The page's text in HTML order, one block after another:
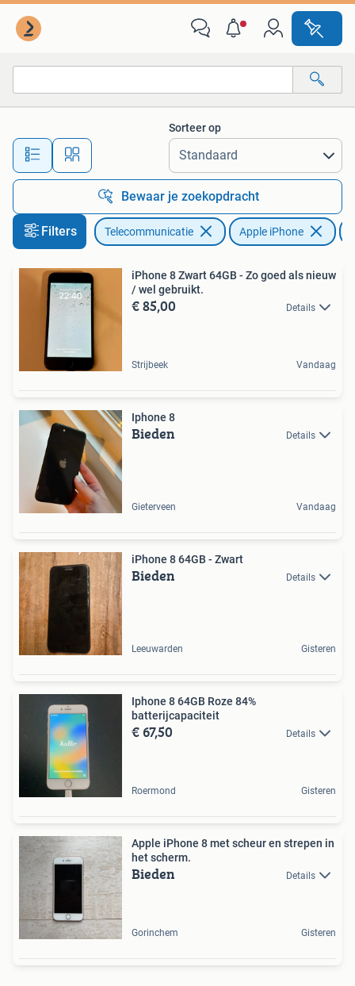
Alle afstanden…
Sorteer op
Bewaar je zoekopdracht
Filters Telecommunicatie Apple iPhone
iPhone 8 Zwart 64GB - Zo goed als nieuw
/ wel gebruikt.
€ 85,00 Details
Strijbeek Vandaag
Iphone 8
Bieden Details
Gieterveen Vandaag
iPhone 8 64GB - Zwart
Bieden Details
Leeuwarden Gisteren
Iphone 8 64GB Roze 84%
batterijcapaciteit
€ 67,50 Details
Roermond Gisteren
Apple iPhone 8 met scheur en strepen in
het scherm.
Bieden Details
Gorinchem Gisteren